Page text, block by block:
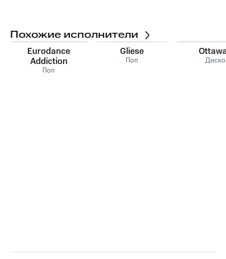
Похожие исполнители
Eurodance
Addiction
Поп
Gliese
Поп Диско